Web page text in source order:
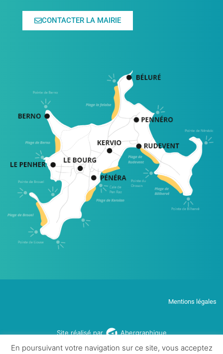
CONTACTER LA MAIRIE
Mentions légales
Site réalisé par Abergraphique
En poursuivant votre navigation sur ce site, vous acceptez